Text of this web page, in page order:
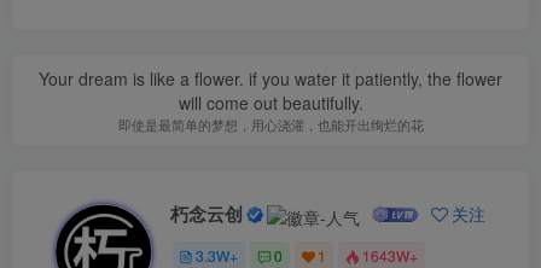
Your dream is like a flower. if you water it patiently, the flower
will come out beautifully.
即使是最简单的梦想，用心浇灌，也能开出绚烂的花
朽念云创 关注
3.3W+ 0 1 1643W+